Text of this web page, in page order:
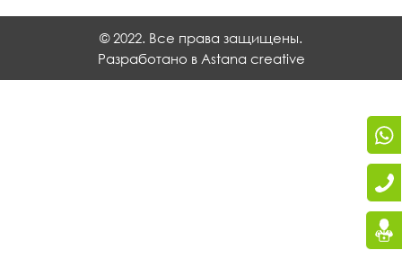
© 2022. Все права защищены.
Разработано в Astana creative